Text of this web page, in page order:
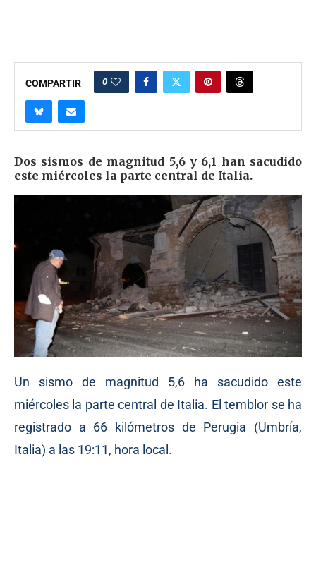
COMPARTIR 0
Dos sismos de magnitud 5,6 y 6,1 han sacudido
este miércoles la parte central de Italia.
Un sismo de magnitud 5,6 ha sacudido este
miércoles la parte central de Italia. El temblor se ha
registrado a 66 kilómetros de Perugia (Umbría,
Italia) a las 19:11, hora local.